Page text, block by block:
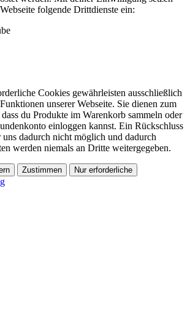
folgende Drittdienste ein:
Cookies gewährleisten ausschließlich
unserer Webseite. Sie dienen zum
du Produkte im Warenkorb sammeln oder
einloggen kannst. Ein Rückschluss
dadurch nicht möglich und dadurch
werden niemals an Dritte weitergegeben.
Zustimmen Nur erforderliche